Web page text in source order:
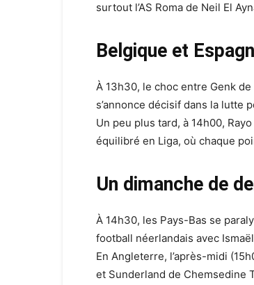
surtout l’AS Roma de Neil El
Belgique et
À 13h30, le choc entre Genk
s’annonce décisif dans la lutte
Un peu plus tard, à 14h00,
équilibré en Liga, où chaque
Un dimanche de
À 14h30, les Pays-Bas se
football néerlandais avec
En Angleterre, l’après-midi
et Sunderland de Chemsedine